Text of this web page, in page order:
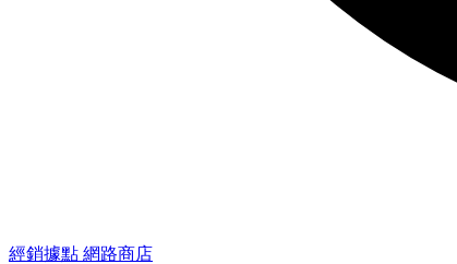
經銷據點 網路商店